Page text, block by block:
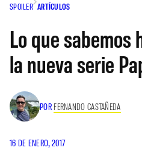
SPOILER ARTÍCULOS
Lo que sabemos
la nueva serie
POR FERNANDO CASTAÑEDA
16 DE ENERO, 2017